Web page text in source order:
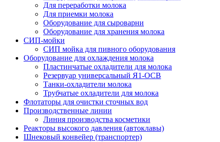
Для переработки молока
Для приемки молока
Оборудование для сыроварни
Оборудование для хранения молока
СИП-мойки
СИП мойка для пивного оборудования
Оборудование для охлаждения молока
Пластинчатые охладители для молока
Резервуар универсальный Я1-ОСВ
Танки-охладители молока
Трубчатые охладители для молока
Флотаторы для очистки сточных вод
Производственные линии
Линия производства косметики
Реакторы высокого давления (автоклавы)
Шнековый конвейер (транспортер)